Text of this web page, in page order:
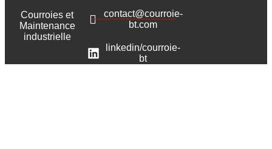
Courroies et
Maintenance
industrielle
contact@courroie-
bt.com
linkedin/courroie-
bt